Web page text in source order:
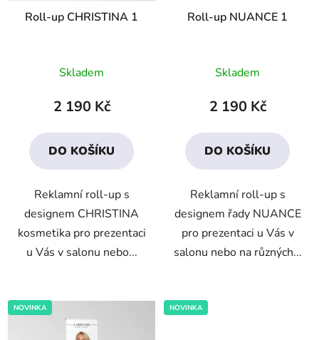
Roll-up CHRISTINA 1
Skladem
2 190 Kč
DO KOŠÍKU
Reklamní roll-up s
designem CHRISTINA
kosmetika pro prezentaci
u Vás v salonu nebo...
Roll-up NUANCE 1
hodnocení
produktu
5,0
z
hvězdiček.
Skladem
2 190 Kč
DO KOŠÍKU
Reklamní roll-up s
designem řady NUANCE
pro prezentaci u Vás v
salonu nebo na různých...
NOVINKA NOVINKA